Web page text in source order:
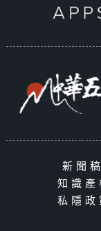
新聞
知識
私隱政